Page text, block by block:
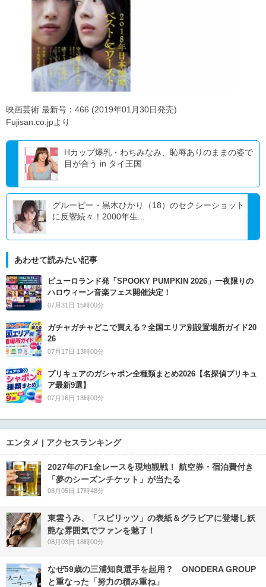
映画芸術 最新号：466 (2019年01月30日発売)
Fujisan.co.jpより
Hカップ爆乳・わちみなみ、恥辱ありのままの姿で
目が合う in タイ王国
グルービー・黒木ひかり（18）のセクシーショット
に反響続々！2000年生...
あわせて読みたい記事
ピューロランド発「SPOOKY PUMPKIN 2026」一夜限りの
ハロウィーン音楽フェス開催決定！
07月31日 15時00分
ガチャガチャどこで買える？全国エリア別設置場所ガイド20
26
07月17日 13時00分
プリキュアのガシャポン全種類まとめ2026【名探偵プリキュ
ア最新9選】
07月16日 13時00分
エンタメ | アクセスランキング
2027年のF1全レースを現地観戦！ 航空券・宿泊費付き
「夢のシーズンチケット」が当たる
08月05日 17時48分
東雲うみ、「スピリッツ」の表紙＆グラビアに登場し妖
艶な雰囲気でファンを魅了！
08月03日 18時00分
なぜ59歳の三浦知良選手を起用？ ONODERA GROUP
と重なった「努力の積み重ね」